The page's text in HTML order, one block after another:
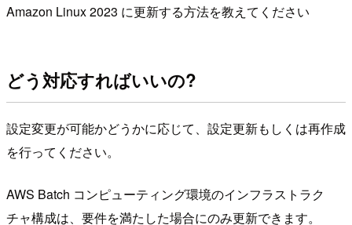
Amazon Linux 2023 に更新する方法を教えてください
どう対応すればいいの?
設定変更が可能かどうかに応じて、設定更新もしくは再作成
を行ってください。
AWS Batch コンピューティング環境のインフラストラク
チャ構成は、要件を満たした場合にのみ更新できます。